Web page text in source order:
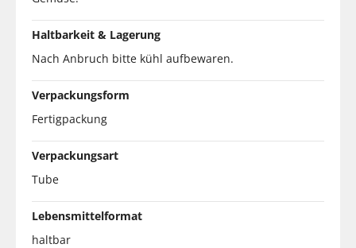
Haltbarkeit & Lagerung
Nach Anbruch bitte kühl aufbewaren.
Verpackungsform
Fertigpackung
Verpackungsart
Tube
Lebensmittelformat
haltbar